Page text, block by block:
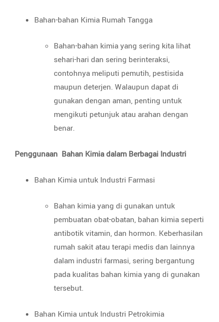
Bahan-bahan Kimia Rumah Tangga
Bahan-bahan kimia yang sering kita lihat
sehari-hari dan sering berinteraksi,
contohnya meliputi pemutih, pestisida
maupun deterjen. Walaupun dapat di
gunakan dengan aman, penting untuk
mengikuti petunjuk atau arahan dengan
benar.
Penggunaan Bahan Kimia dalam Berbagai Industri
Bahan Kimia untuk Industri Farmasi
Bahan kimia yang di gunakan untuk
pembuatan obat-obatan, bahan kimia seperti
antibotik vitamin, dan hormon. Keberhasilan
rumah sakit atau terapi medis dan lainnya
dalam industri farmasi, sering bergantung
pada kualitas bahan kimia yang di gunakan
tersebut.
Bahan Kimia untuk Industri Petrokimia